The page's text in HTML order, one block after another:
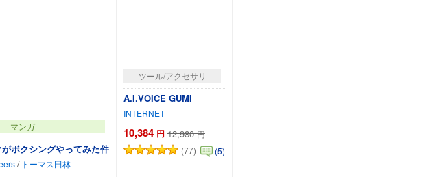
マンガ
ボクシングやってみた件
/ トーマス田林
ツール/アクセサリ
A.I.VOICE GUMI
INTERNET
10,384 円 12,980 円
(77)
(5)